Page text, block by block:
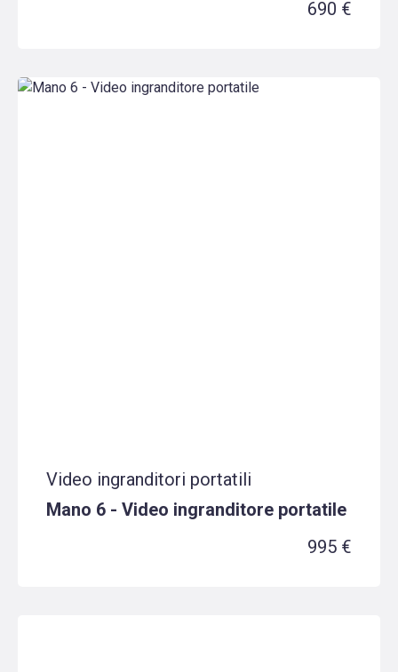
690 €
Video ingranditori portatili
Mano 6 - Video ingranditore portatile
995 €